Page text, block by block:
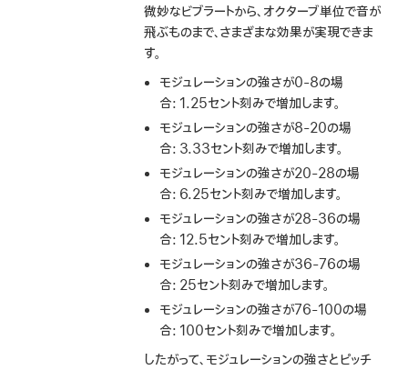
微妙なビブラートから、オクターブ単位で音が
飛ぶものまで、さまざまな効果が実現できま
す。
モジュレーションの強さが0-8の場
合: 1.25セント刻みで増加します。
モジュレーションの強さが8-20の場
合: 3.33セント刻みで増加します。
モジュレーションの強さが20-28の場
合: 6.25セント刻みで増加します。
モジュレーションの強さが28-36の場
合: 12.5セント刻みで増加します。
モジュレーションの強さが36-76の場
合: 25セント刻みで増加します。
モジュレーションの強さが76-100の場
合: 100セント刻みで増加します。
したがって、モジュレーションの強さとピッチ